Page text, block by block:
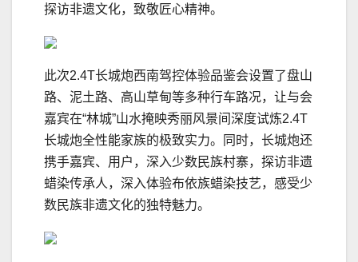
探访非遗文化，致敬匠心精神。
此次2.4T长城炮西南驾控体验品鉴会设置了盘山
路、泥土路、高山草甸等多种行车路况，让与会
嘉宾在“林城”山水掩映秀丽风景间深度试炼2.4T
长城炮全性能家族的极致实力。同时，长城炮还
携手嘉宾、用户，深入少数民族村寨，探访非遗
蜡染传承人，深入体验布依族蜡染技艺，感受少
数民族非遗文化的独特魅力。